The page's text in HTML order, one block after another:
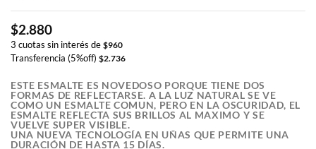
$2.880
3 cuotas sin interés de $960
Transferencia (5%off) $2.736
ESTE ESMALTE ES NOVEDOSO PORQUE TIENE DOS
FORMAS DE REFLECTARSE. A LA LUZ NATURAL SE VE
COMO UN ESMALTE COMUN, PERO EN LA OSCURIDAD, EL
ESMALTE REFLECTA SUS BRILLOS AL MAXIMO Y SE
VUELVE SUPER VISIBLE.
UNA NUEVA TECNOLOGÍA EN UÑAS QUE PERMITE UNA
DURACIÓN DE HASTA 15 DÍAS.